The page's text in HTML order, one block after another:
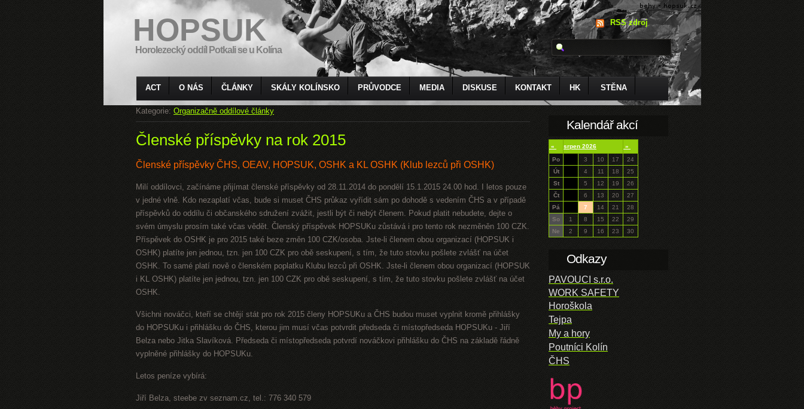
HOPSUK
Horolezecký oddíl Potkali se u Kolína
RSS zdroj
ACT O NÁS ČLÁNKY SKÁLY KOLÍNSKO PRŮVODCE MEDIA DISKUSE KONTAKT HK STĚNA
Kategorie: Organizačně oddílové články
Členské příspěvky na rok 2015
Členské příspěvky ČHS, OEAV, HOPSUK, OSHK a KL OSHK (Klub lezců při OSHK)
Milí oddílovci, začínáme přijímat členské příspěvky od 28.11.2014 do pondělí 15.1.2015 24.00 hod. I letos pouze
v jedné vlně. Kdo nezaplatí včas, bude si muset ČHS průkaz vyřídit sám po dohodě s vedením ČHS a v případě
příspěvků do oddílu či občanského sdružení zvážit, jestli být či nebýt členem. Pokud platit nebudete, dejte o
svém úmyslu prosím také včas vědět. Členský příspěvek HOPSUKu zůstává i pro tento rok nezměněn 100 CZK.
Příspěvek do OSHK je pro 2015 také beze změn 100 CZK/osoba. Jste-li členem obou organizací (HOPSUK i
OSHK) platíte jen jednou, tzn. jen 100 CZK pro obě seskupení, s tím, že tuto stovku pošlete zvlášť na účet
OSHK. To samé platí nově o členském poplatku Klubu lezců při OSHK. Jste-li členem obou organizací (HOPSUK
i KL OSHK) platíte jen jednou, tzn. jen 100 CZK pro obě seskupení, s tím, že tuto stovku pošlete zvlášť na účet
OSHK.
Všichni nováčci, kteří se chtějí stát pro rok 2015 členy HOPSUKu a ČHS budou muset vyplnit kromě přihlášky
do HOPSUKu i přihlášku do ČHS, kterou jim musí včas potvrdit předseda či místopředseda HOPSUKu - Jiří
Belza nebo Jitka Slavíková. Předseda či místopředseda potvrdí nováčkovi přihlášku do ČHS na základě řádně
vyplněné přihlášky do HOPSUKu.
Letos peníze vybírá:
Jiří Belza, steebe zv seznam.cz, tel.: 776 340 579
Kalendář akcí
« srpen 2026
»
Po
3 10 17
24
Út
4 11 18
25
St
5 12 19
26
Čt
6 13 20
27
Pá
7 14 21
28
So
1 8 15 22
29
Ne
2 9 16 23 30
Odkazy
PAVOUCI s.r.o.
WORK SAFETY
Horoškola
Tejpa
My a hory
Poutníci Kolín
ČHS